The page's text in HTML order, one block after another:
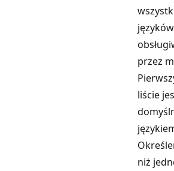
języków
przez
liście
niż